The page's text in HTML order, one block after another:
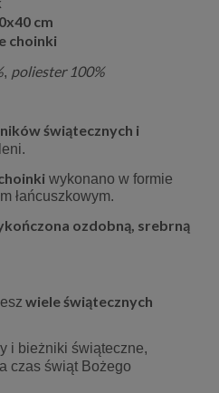
cm
choinki
, poliester 100%
świątecznych i
wykonano w formie
łańcuszkowym.
ozdobną, srebrną
wieleświątecznych
i bieżniki świąteczne,
czas świąt Bożego